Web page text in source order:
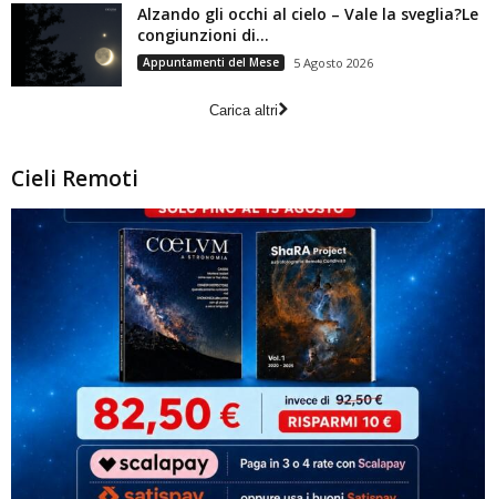
Alzando gli occhi al cielo – Vale la sveglia?Le
congiunzioni di...
Appuntamenti del Mese 5 Agosto 2026
Carica altri
Cieli Remoti